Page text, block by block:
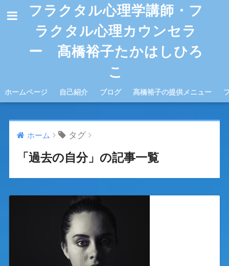
フラクタル心理学講師・フ
ラクタル心理カウンセラ
ー 髙橋裕子たかはしひろ
こ
ホームページ 自己紹介 ブログ 髙橋裕子の提供メニュー
ホーム タグ
「過去の自分」の記事一覧